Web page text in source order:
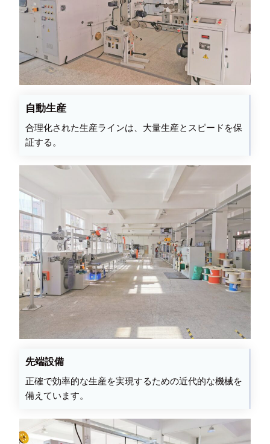
自動生産
合理化された生産ラインは、大量生産とスピードを保
証する。
先端設備
正確で効率的な生産を実現するための近代的な機械を
備えています。